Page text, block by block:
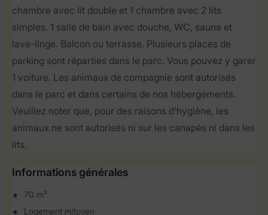
chambre avec lit double et 1 chambre avec 2 lits
simples. 1 salle de bain avec douche, WC, sauna et
lave-linge. Balcon ou terrasse. Plusieurs places de
parking sont réparties dans le parc. Vous pouvez y garer
1 voiture. Les animaux de compagnie sont autorisés
dans le parc et dans certains de nos hébergements.
Veuillez noter que, pour des raisons d'hygiène, les
animaux ne sont autorisés ni sur les canapés ni dans les
lits.
Informations générales
70 m²
Logement mitoyen